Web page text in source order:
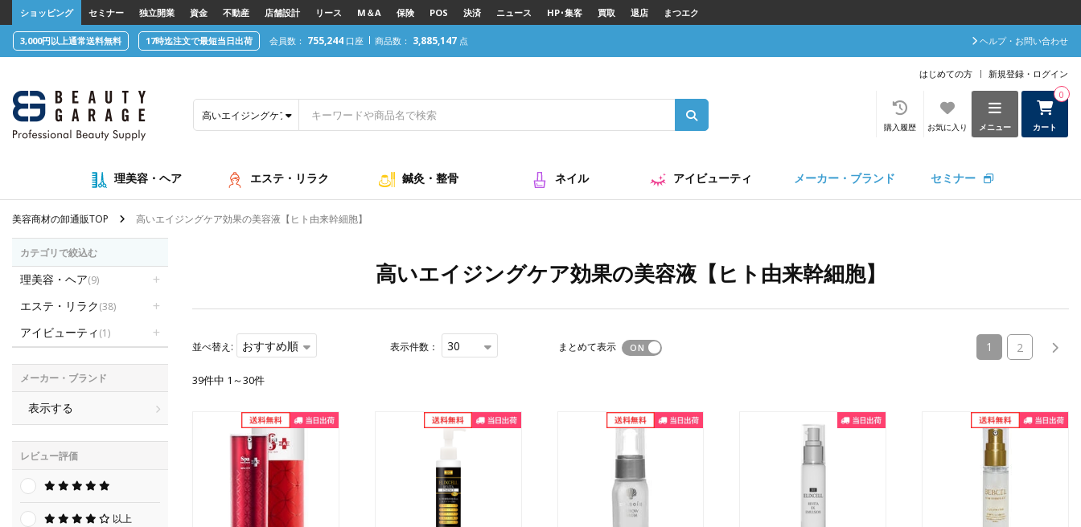
text.skipToContent
text.skipToNavigation
ショッピング セミナー 独立開業 資金 不動産 店舗設計 リース M＆A 保険 POS 決済 ニュース HP･集客 買取 退店 まつエク
3,000円以上通常送料無料 17時迄注文で最短当日出荷 会員数： 755,244 口座 商品数： 3,885,147 点 ヘルプ・お問い合わせ
はじめての方 新規登録・ログイン
カート
0
メニュー
お気に入り
購入履歴
高いエイジングケア効果の美容液【ヒト由来幹細胞】
理美容・ヘア エステ・リラク 鍼灸・整骨 ネイル アイビューティ メーカー・ブランド セミナー
美容商材の卸通販TOP 高いエイジングケア効果の美容液【ヒト由来幹細胞】
カテゴリで絞込む
理美容・ヘア(9)
エステ・リラク(38)
アイビューティ (1)
メーカー・ブランド
表示する
レビュー評価
以上
高いエイジングケア効果の美容液【ヒト由来幹細胞】
並べ替え: おすすめ順 表示件数： 30 まとめて表示 1 (current)
2
39件中 1～30件